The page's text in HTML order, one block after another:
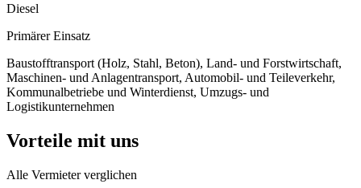
Diesel
Primärer Einsatz
Baustofftransport (Holz, Stahl, Beton), Land- und Forstwirtschaft,
Maschinen- und Anlagentransport, Automobil- und Teileverkehr,
Kommunalbetriebe und Winterdienst, Umzugs- und
Logistikunternehmen
Vorteile mit uns
Alle Vermieter verglichen